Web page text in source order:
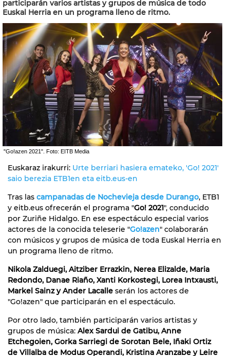
participarán varios artistas y grupos de música de todo
Euskal Herria en un programa lleno de ritmo.
"Go!azen 2021". Foto: EITB Media
Euskaraz irakurri: Urte berriari hasiera emateko, 'Go! 2021'
saio berezia ETB1en eta eitb.eus-en
Tras las campanadas de Nochevieja desde Durango, ETB1
y eitb.eus ofrecerán el programa "Go! 2021", conducido
por Zuriñe Hidalgo. En ese espectáculo especial varios
actores de la conocida teleserie "Go!azen" colaborarán
con músicos y grupos de música de toda Euskal Herria en
un programa lleno de ritmo.
Nikola Zalduegi, Aitziber Errazkin, Nerea Elizalde, Maria
Redondo, Danae Riaño, Xanti Korkostegi, Lorea Intxausti,
Markel Sainz y Ander Lacalle serán los actores de
"Go!azen" que participarán en el espectáculo.
Por otro lado, también participarán varios artistas y
grupos de música: Alex Sardui de Gatibu, Anne
Etchegoien, Gorka Sarriegi de Sorotan Bele, Iñaki Ortiz
de Villalba de Modus Operandi, Kristina Aranzabe y Leire